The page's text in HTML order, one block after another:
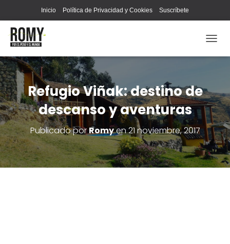
Inicio Política de Privacidad y Cookies Suscríbete
A
A
R
M
O
D
O
D
E
Refugio Viñak: destino de
descanso y aventuras
Publicado porRomyen21 noviembre, 2017